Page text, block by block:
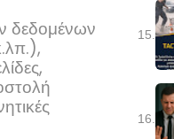
δεδομένων
15.
16.